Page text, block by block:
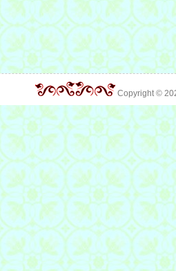
Copyright ©